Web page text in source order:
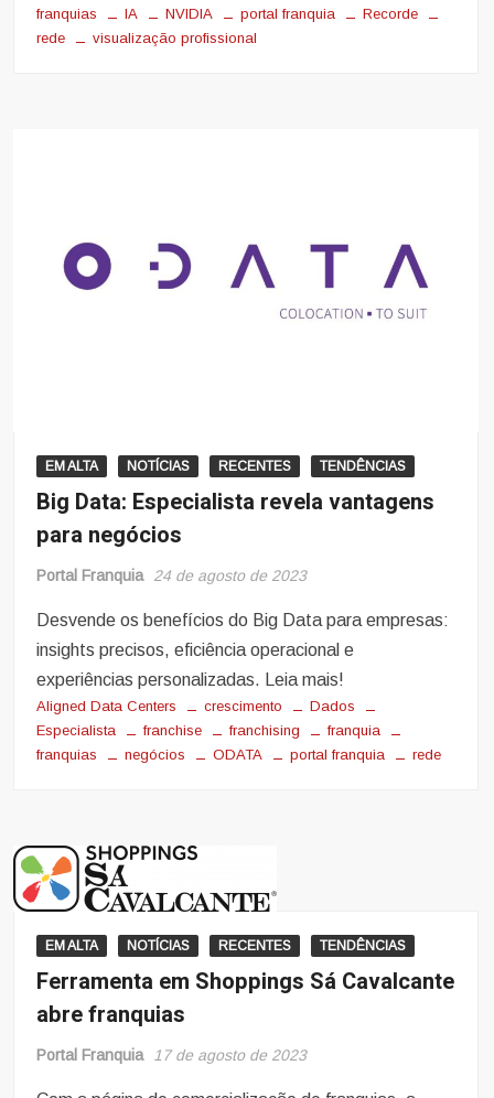
franquias
IA NVIDIA portal franquia
Recorde
rede
visualização profissional
EM ALTA NOTÍCIAS RECENTES TENDÊNCIAS
Big Data: Especialista revela vantagens
para negócios
Portal Franquia 24 de agosto de 2023
Desvende os benefícios do Big Data para empresas:
insights precisos, eficiência operacional e
experiências personalizadas. Leia mais!
Aligned Data Centers crescimento
Dados
Especialista
franchise franchising
franquia
franquias
negócios ODATA portal franquia rede
EM ALTA NOTÍCIAS RECENTES TENDÊNCIAS
Ferramenta em Shoppings Sá Cavalcante
abre franquias
Portal Franquia 17 de agosto de 2023